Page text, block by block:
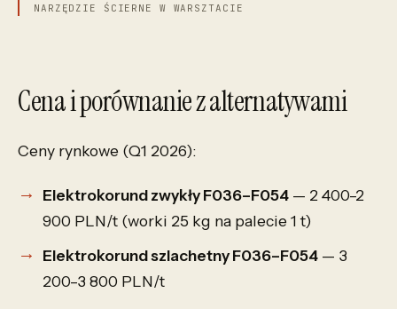
NARZĘDZIE ŚCIERNE W WARSZTACIE
Cena i porównanie z alternatywami
Ceny rynkowe (Q1 2026):
Elektrokorund zwykły F036–F054 — 2 400–2
900 PLN/t (worki 25 kg na palecie 1 t)
Elektrokorund szlachetny F036–F054 — 3
200–3 800 PLN/t